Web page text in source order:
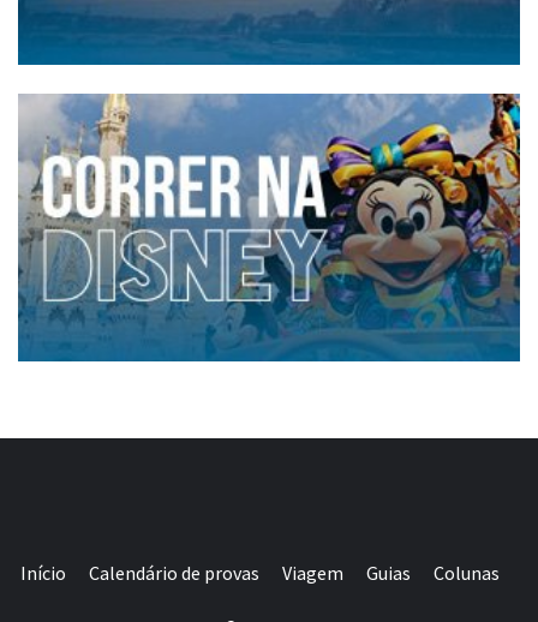
Início Calendário de provas Viagem Guias Colunas